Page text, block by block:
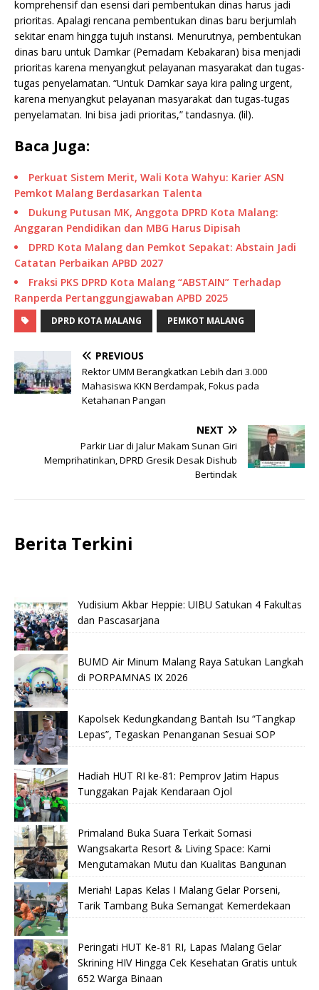
komprehensif dan esensi dari pembentukan dinas harus jadi
prioritas. Apalagi rencana pembentukan dinas baru berjumlah
sekitar enam hingga tujuh instansi. Menurutnya, pembentukan
dinas baru untuk Damkar (Pemadam Kebakaran) bisa menjadi
prioritas karena menyangkut pelayanan masyarakat dan tugas-
tugas penyelamatan. “Untuk Damkar saya kira paling urgent,
karena menyangkut pelayanan masyarakat dan tugas-tugas
penyelamatan. Ini bisa jadi prioritas,” tandasnya. (lil).
Baca Juga:
Perkuat Sistem Merit, Wali Kota Wahyu: Karier ASN
Pemkot Malang Berdasarkan Talenta
Dukung Putusan MK, Anggota DPRD Kota Malang:
Anggaran Pendidikan dan MBG Harus Dipisah
DPRD Kota Malang dan Pemkot Sepakat: Abstain Jadi
Catatan Perbaikan APBD 2027
Fraksi PKS DPRD Kota Malang “ABSTAIN” Terhadap
Ranperda Pertanggungjawaban APBD 2025
DPRD KOTA MALANG PEMKOT MALANG
PREVIOUS
Rektor UMM Berangkatkan Lebih dari 3.000
Mahasiswa KKN Berdampak, Fokus pada
Ketahanan Pangan
NEXT
Parkir Liar di Jalur Makam Sunan Giri
Memprihatinkan, DPRD Gresik Desak Dishub
Bertindak
Berita Terkini
Yudisium Akbar Heppie: UIBU Satukan 4 Fakultas
dan Pascasarjana
BUMD Air Minum Malang Raya Satukan Langkah
di PORPAMNAS IX 2026
Kapolsek Kedungkandang Bantah Isu “Tangkap
Lepas”, Tegaskan Penanganan Sesuai SOP
Hadiah HUT RI ke-81: Pemprov Jatim Hapus
Tunggakan Pajak Kendaraan Ojol
Primaland Buka Suara Terkait Somasi
Wangsakarta Resort & Living Space: Kami
Mengutamakan Mutu dan Kualitas Bangunan
Meriah! Lapas Kelas I Malang Gelar Porseni,
Tarik Tambang Buka Semangat Kemerdekaan
Peringati HUT Ke-81 RI, Lapas Malang Gelar
Skrining HIV Hingga Cek Kesehatan Gratis untuk
652 Warga Binaan